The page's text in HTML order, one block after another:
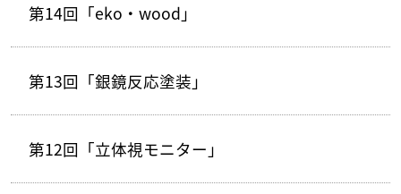
第14回「eko・wood」
第13回「銀鏡反応塗装」
第12回「立体視モニター」